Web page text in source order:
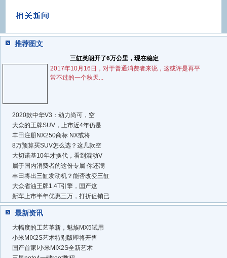
推荐图文
三缸英朗开了6万公里，现在稳定
2017年10月16日，对于普通消费者来说，这或许是再平
常不过的一个秋天...
2020款中华V3：动力尚可，空
大众的王牌SUV，上市近4年仍是
丰田注册NX250商标 NX或将
8万预算买SUV怎么选？这几款空
大切诺基10年才换代，看到混动V
属于国内消费者的这份专属 你还满
丰田将出三缸发动机？能否改变三缸
大众省油王牌1.4T引擎，国产这
新车上市半年优惠三万，打折促销已
最新资讯
大幅度的工艺革新，魅族MX5试用
小米MIX2S艺术特别版即将开售
国产首家!小米MIX2S全新艺术